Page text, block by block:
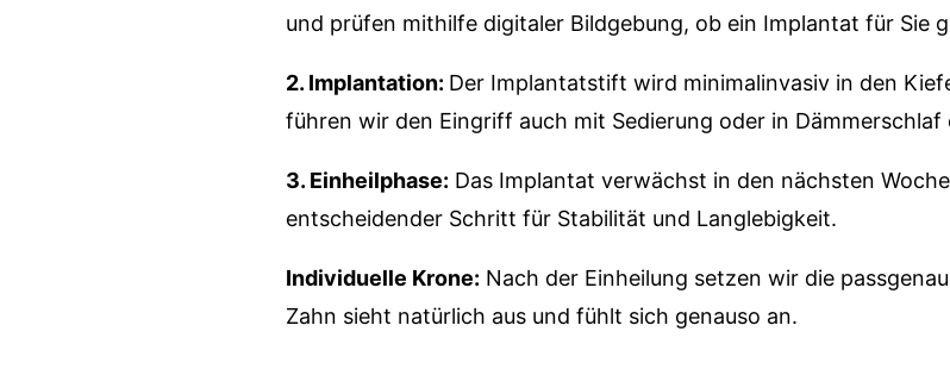
und prüfen mithilfe digitaler Bildgebung, ob ein Implantat für Sie
2. Implantation: Der Implantatstift wird minimalinvasiv in den
führen wir den Eingriff auch mit Sedierung oder in Dämmerschlaf
3. Einheilphase: Das Implantat verwächst in den nächsten
entscheidender Schritt für Stabilität und Langlebigkeit.
Individuelle Krone: Nach der Einheilung setzen wir die
Zahn sieht natürlich aus und fühlt sich genauso an.